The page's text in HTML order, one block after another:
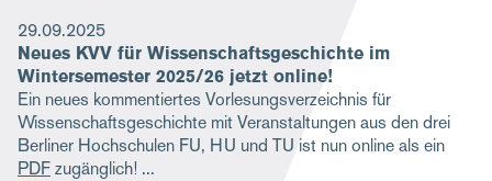
29.09.2025
Neues KVV für Wissenschaftsgeschichte im
Wintersemester 2025/26 jetzt online!
Ein neues kommentiertes Vorlesungsverzeichnis für
Wissenschaftsgeschichte mit Veranstaltungen aus den drei
Berliner Hochschulen FU, HU und TU ist nun online als ein
PDFzugänglich!